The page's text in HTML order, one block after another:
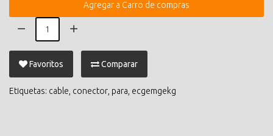
Agregar a Carro de compras
Favoritos Comparar
Etiquetas: cable conector para ecgemgekg